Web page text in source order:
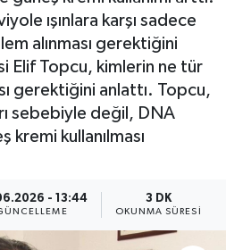
ışınlara karşı sadece
alınması gerektiğini
Elif Topcu, kimlerin ne tür
gerektiğini anlattı. Topcu,
sebebiyle değil, DNA
kremi kullanılması
- 13:44 3 DK
OKUNMA SÜRESI